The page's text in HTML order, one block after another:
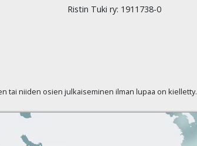
Ristin Tuki ry: 1911738-0
tai niiden osien julkaiseminen ilman lupaa on kielletty.